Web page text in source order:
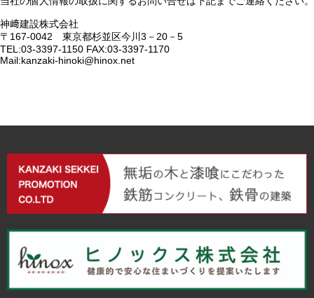
神﨑建設株式会社
〒167-0042 東京都杉並区今川3－20－5
TEL:03-3397-1150 FAX:03-3397-1170
Mail:kanzaki-hinoki@hinox.net